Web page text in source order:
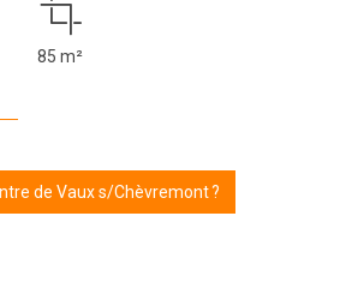
85 m²
de Vaux s/Chèvremont ?